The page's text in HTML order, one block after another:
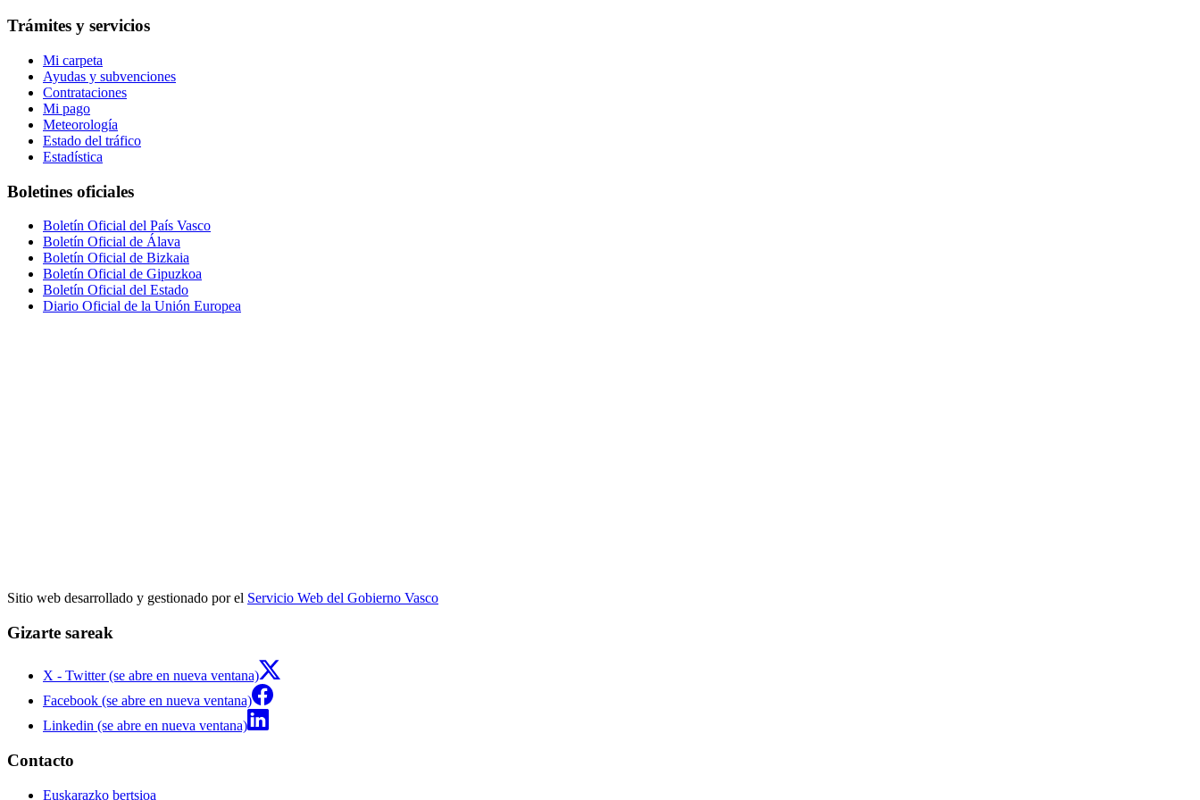
Trámites y servicios
Mi carpeta
Ayudas y subvenciones
Contrataciones
Mi pago
Meteorología
Estado del tráfico
Estadística
Boletines oficiales
Boletín Oficial del País Vasco
Boletín Oficial de Álava
Boletín Oficial de Bizkaia
Boletín Oficial de Gipuzkoa
Boletín Oficial del Estado
Diario Oficial de la Unión Europea
Sitio web desarrollado y gestionado por el Servicio Web del Gobierno Vasco
Gizarte sareak
X - Twitter (se abre en nueva ventana)
Facebook (se abre en nueva ventana)
Linkedin (se abre en nueva ventana)
Contacto
Euskarazko bertsioa